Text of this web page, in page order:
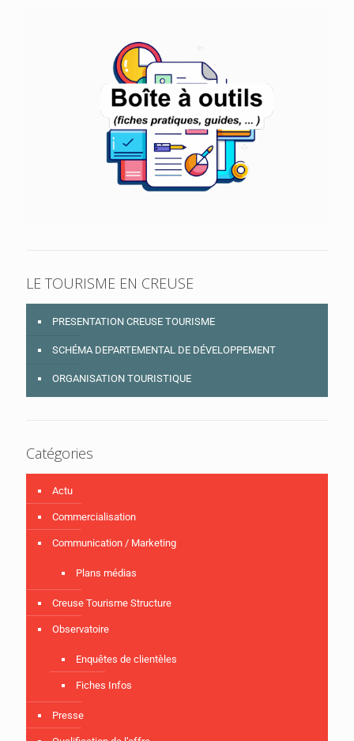
LE TOURISME EN CREUSE
PRESENTATION CREUSE TOURISME
SCHÉMA DEPARTEMENTAL DE DÉVELOPPEMENT
ORGANISATION TOURISTIQUE
Catégories
Actu
Commercialisation
Communication / Marketing
Plans médias
Creuse Tourisme Structure
Observatoire
Enquêtes de clientèles
Fiches Infos
Presse